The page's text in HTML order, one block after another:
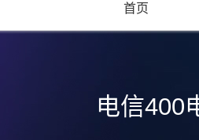
首页
电信400